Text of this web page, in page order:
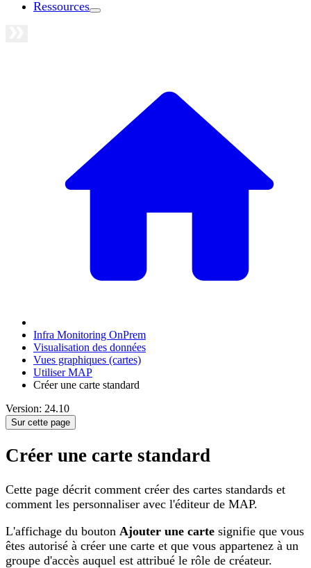
Ressources
Infra Monitoring OnPrem
Visualisation des données
Vues graphiques (cartes)
Utiliser MAP
Créer une carte standard
Version: 24.10
Sur cette page
Créer une carte standard
Cette page décrit comment créer des cartes standards et
comment les personnaliser avec l'éditeur de MAP.
L'affichage du bouton Ajouter une carte signifie que vous
êtes autorisé à créer une carte et que vous appartenez à un
groupe d'accès auquel est attribué le rôle de créateur.